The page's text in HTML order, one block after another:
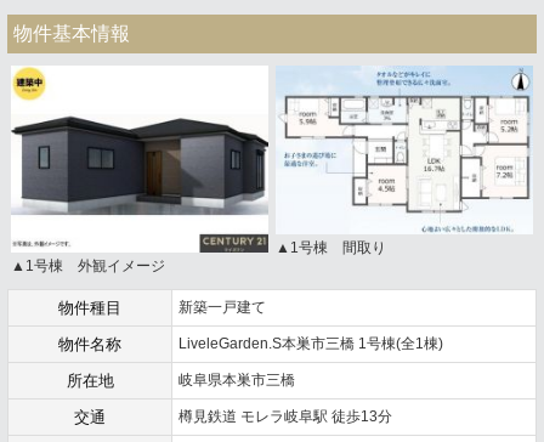
物件基本情報
▲1号棟 外観イメージ
▲1号棟 間取り
物件種目 新築一戸建て
物件名称 LiveleGarden.S本巣市三橋 1号棟(全1棟)
所在地 岐阜県本巣市三橋
交通 樽見鉄道 モレラ岐阜駅 徒歩13分